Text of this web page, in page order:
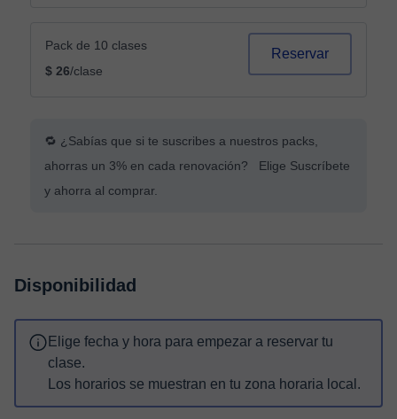
Pack de 10 clases
$ 26/clase
Reservar
🔁 ¿Sabías que si te suscribes a nuestros packs,
ahorras un 3% en cada renovación? Elige Suscríbete
y ahorra al comprar.
Disponibilidad
Elige fecha y hora para empezar a reservar tu
clase.
Los horarios se muestran en tu zona horaria local.